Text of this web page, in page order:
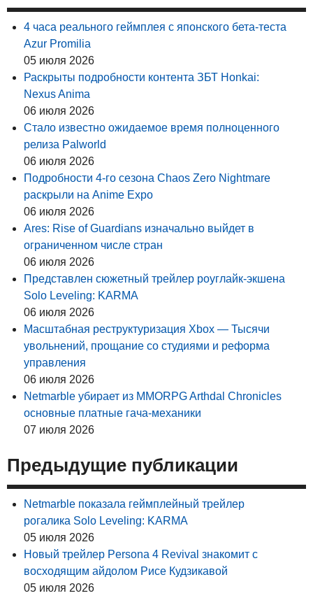
4 часа реального геймплея с японского бета-теста
Azur Promilia
05 июля 2026
Раскрыты подробности контента ЗБТ Honkai:
Nexus Anima
06 июля 2026
Стало известно ожидаемое время полноценного
релиза Palworld
06 июля 2026
Подробности 4-го сезона Chaos Zero Nightmare
раскрыли на Anime Expo
06 июля 2026
Ares: Rise of Guardians изначально выйдет в
ограниченном числе стран
06 июля 2026
Представлен сюжетный трейлер роуглайк-экшена
Solo Leveling: KARMA
06 июля 2026
Масштабная реструктуризация Xbox — Тысячи
увольнений, прощание со студиями и реформа
управления
06 июля 2026
Netmarble убирает из MMORPG Arthdal Chronicles
основные платные гача-механики
07 июля 2026
Предыдущие публикации
Netmarble показала геймплейный трейлер
рогалика Solo Leveling: KARMA
05 июля 2026
Новый трейлер Persona 4 Revival знакомит с
восходящим айдолом Рисе Кудзикавой
05 июля 2026